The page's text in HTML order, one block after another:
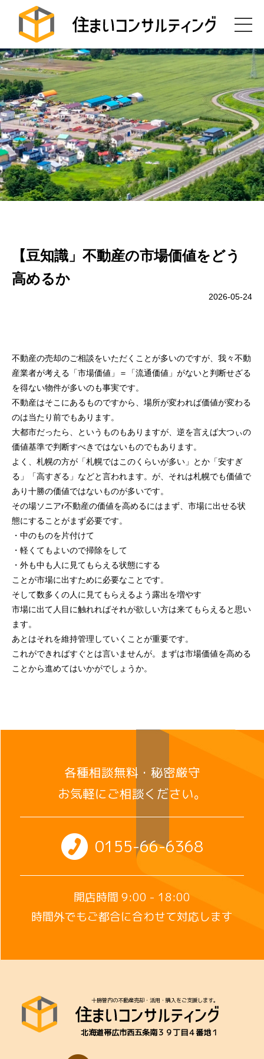
【豆知識」不動産の市場価値をどう
高めるか
2026-05-24
不動産の売却のご相談をいただくことが多いのですが、我々不動
産業者が考える「市場価値」＝「流通価値」がないと判断せざる
を得ない物件が多いのも事実です。
不動産はそこにあるものですから、場所が変われば価値が変わる
のは当たり前でもあります。
大都市だったら、というものもありますが、逆を言えば大つぃの
価値基準で判断すべきではないものでもあります。
よく、札幌の方が「札幌ではこのくらいが多い」とか「安すぎ
る」「高すぎる」などと言われます。が、それは札幌でも価値で
あり十勝の価値ではないものが多いです。
その場ソニアr不動産の価値を高めるにはまず、市場に出せる状
態にすることがまず必要です。
・中のものを片付けて
・軽くてもよいので掃除をして
・外も中も人に見てもらえる状態にする
ことが市場に出すために必要なことです。
そして数多くの人に見てもらえるよう露出を増やす
市場に出て人目に触れればそれが欲しい方は来てもらえると思い
ます。
あとはそれを維持管理していくことが重要です。
これができればすぐとは言いませんが。まずは市場価値を高める
ことから進めてはいかがでしょうか。
各種相談無料・秘密厳守
お気軽にご相談ください。
0155-66-6368
開店時間 9:00 - 18:00
時間外でもご都合に合わせて対応します
十勝管内の不動産売却・活用・購入をご支援します。
北海道帯広市西五条南３９丁目４番地１